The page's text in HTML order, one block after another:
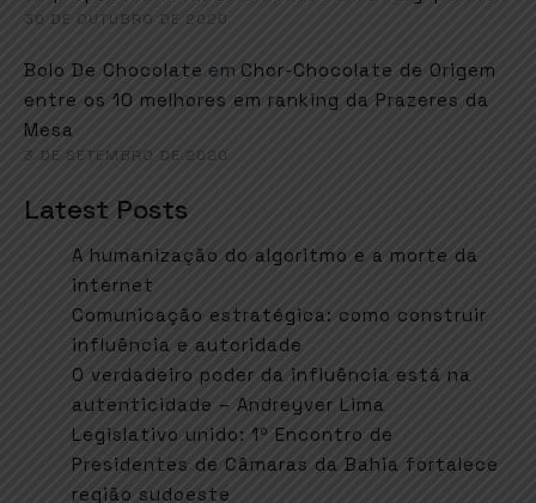
30 DE OUTUBRO DE 2020
Bolo De Chocolate em Chor-Chocolate de Origem
entre os 10 melhores em ranking da Prazeres da
Mesa
3 DE SETEMBRO DE 2020
Latest Posts
A humanização do algoritmo e a morte da
internet
Comunicação estratégica: como construir
influência e autoridade
O verdadeiro poder da influência está na
autenticidade – Andreyver Lima
Legislativo unido: 1º Encontro de
Presidentes de Câmaras da Bahia fortalece
região sudoeste